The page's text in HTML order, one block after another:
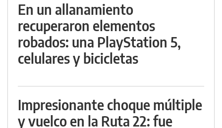
En un allanamiento
recuperaron elementos
robados: una PlayStation 5,
celulares y bicicletas
Impresionante choque múltiple
y vuelco en la Ruta 22: fue